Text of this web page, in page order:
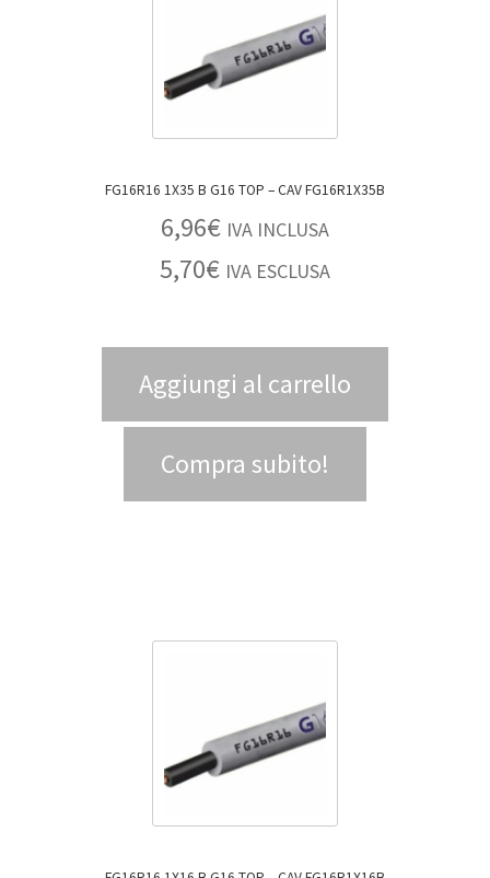
FG16R16 1X35 B G16 TOP – CAV FG16R1X35B
6,96€ IVA INCLUSA
5,70€ IVA ESCLUSA
Aggiungi al carrello
Compra subito!